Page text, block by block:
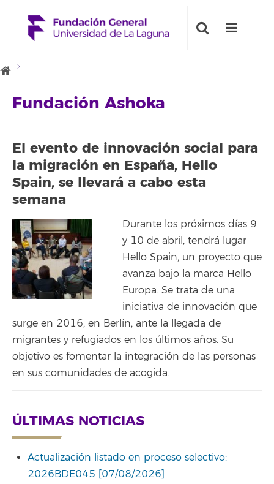
Fundación Ashoka
El evento de innovación social para
la migración en España, Hello
Spain, se llevará a cabo esta
semana
Durante los próximos días 9
y 10 de abril, tendrá lugar
Hello Spain, un proyecto que
avanza bajo la marca Hello
Europa. Se trata de una
iniciativa de innovación que
surge en 2016, en Berlín, ante la llegada de
migrantes y refugiados en los últimos años. Su
objetivo es fomentar la integración de las personas
en sus comunidades de acogida.
ÚLTIMAS NOTICIAS
Actualización listado en proceso selectivo:
2026BDE045 [07/08/2026]